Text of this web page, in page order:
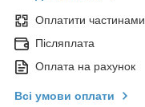
Оплатити частинами
Післяплата
Оплата на рахунок
Всі умови оплати